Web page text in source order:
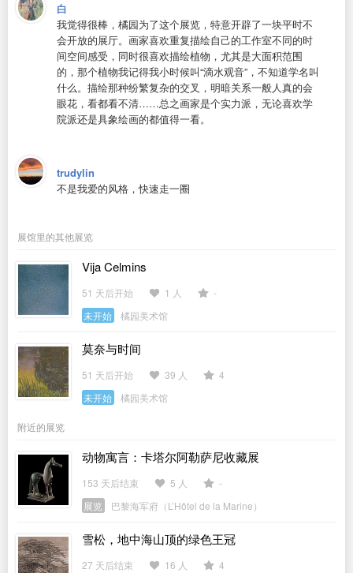
白
我觉得很棒，橘园为了这个展览，特意开辟了一块平时不
会开放的展厅。画家喜欢重复描绘自己的工作室不同的时
间空间感受，同时很喜欢描绘植物，尤其是大面积范围
的，那个植物我记得我小时候叫“滴水观音”，不知道学名叫
什么。描绘那种纷繁复杂的交叉，明暗关系一般人真的会
眼花，看都看不清……总之画家是个实力派，无论喜欢学
院派还是具象绘画的都值得一看。
trudylin
不是我爱的风格，快速走一圈
展馆里的其他展览
Vija Celmins
51 天后开始 1 人
-
未开始
橘园美术馆
莫奈与时间
51 天后开始 39 人
4
未开始
橘园美术馆
附近的展览
动物寓言：卡塔尔阿勒萨尼收藏展
153 天后结束 5 人
-
展览
巴黎海军府（L’Hôtel de la Marine）
雪松，地中海山顶的绿色王冠
27 天后结束 16 人
4